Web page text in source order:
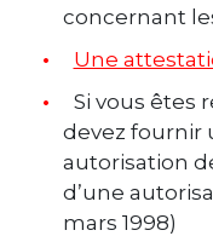
concernant
Une
Si vous êtes
devez fournir
autorisation
d’une
mars 1998)